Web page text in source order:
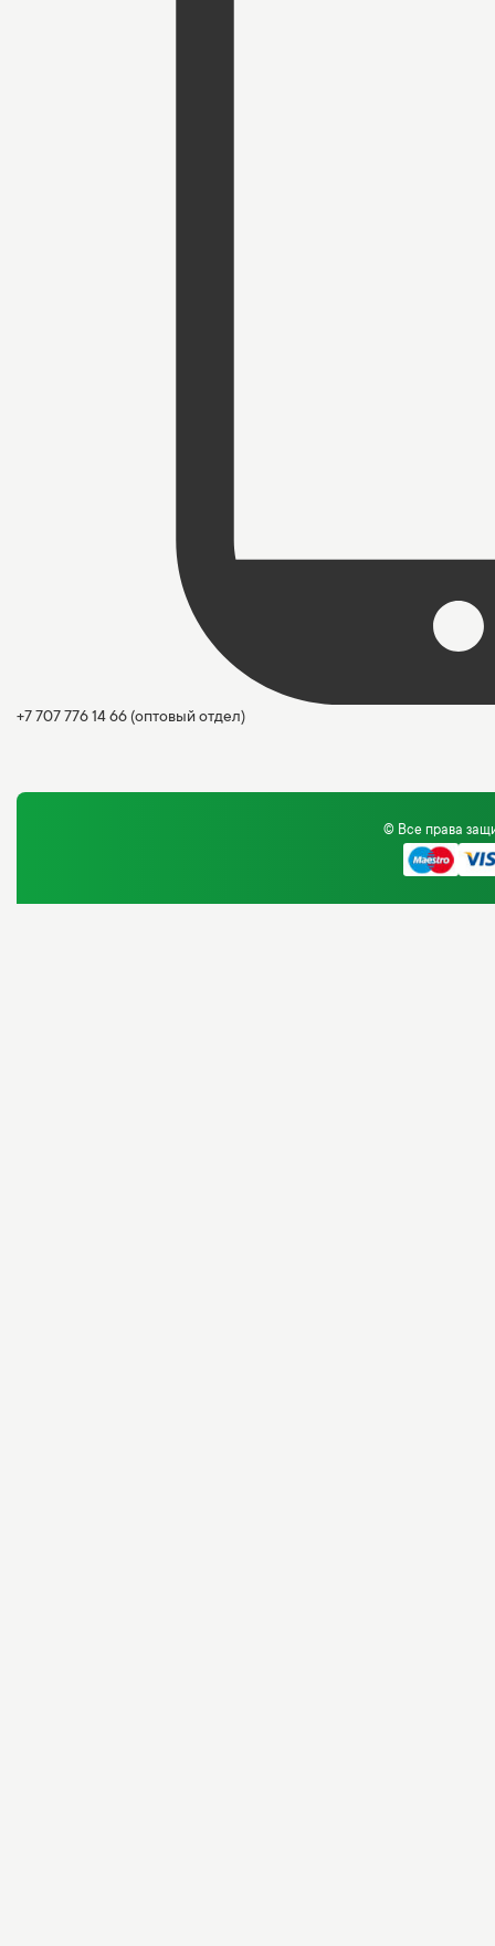
+7 707 776 14 66 (оптовый отдел)
© Все права